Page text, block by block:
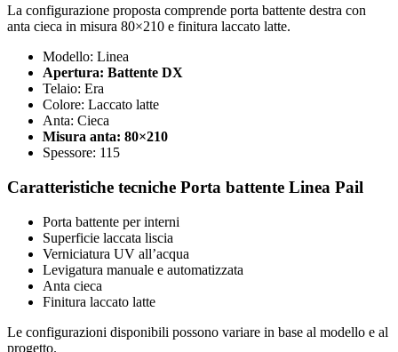
La configurazione proposta comprende porta battente destra con
anta cieca in misura 80×210 e finitura laccato latte.
Modello: Linea
Apertura: Battente DX
Telaio: Era
Colore: Laccato latte
Anta: Cieca
Misura anta: 80×210
Spessore: 115
Caratteristiche tecniche Porta battente Linea Pail
Porta battente per interni
Superficie laccata liscia
Verniciatura UV all’acqua
Levigatura manuale e automatizzata
Anta cieca
Finitura laccato latte
Le configurazioni disponibili possono variare in base al modello e al
progetto.